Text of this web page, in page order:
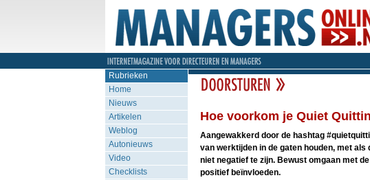
Rubrieken
Home
Nieuws
Artikelen
Weblog
Autonieuws
Video
Checklists
Hoe voorkom je Quiet
Aangewakkerd door de hashtag
van werktijden in de gaten houden, met
niet negatief te zijn. Bewust omgaan met
positief beïnvloeden.